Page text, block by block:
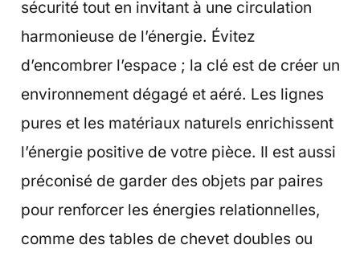
sécurité tout en invitant à une circulation
harmonieuse de l’énergie. Évitez
d’encombrer l’espace ; la clé est de créer un
environnement dégagé et aéré. Les lignes
pures et les matériaux naturels enrichissent
l’énergie positive de votre pièce. Il est aussi
préconisé de garder des objets par paires
pour renforcer les énergies relationnelles,
comme des tables de chevet doubles ou